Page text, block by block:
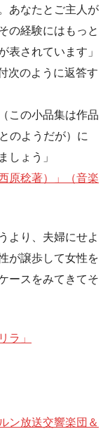
あなたとご主人が
の経験にはもっと
表されています」
次のように返答す
この小品集は作品
のようだが）に
しょう」
原稔著）」（音楽
より、夫婦にせよ
が譲歩して女性を
ースをみてきてそ
ラ」
ン放送交響楽団＆